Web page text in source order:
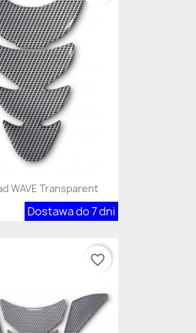
WAVE Transparent
Dostawa do 7 dni
favorite_border